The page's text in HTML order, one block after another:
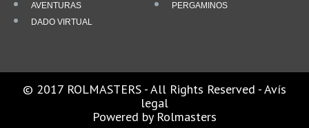
AVENTURAS
PERGAMINOS
DADO VIRTUAL
© 2017 ROLMASTERS - All Rights Reserved -Avís
legal
Powered by Rolmasters